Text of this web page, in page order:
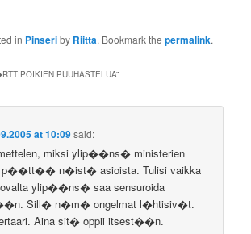
in Pinseriby Riitta. Bookmark thepermalink.
PUUHASTELUA”
at 10:09said:
miksi ylip��ns� ministerien
p��tt�� n�ist� asioista. Tulisi vaikka
ylip��ns� saa sensuroida
Sill� n�m� ongelmat l�htisiv�t.
Aina sit� oppii itsest��n.